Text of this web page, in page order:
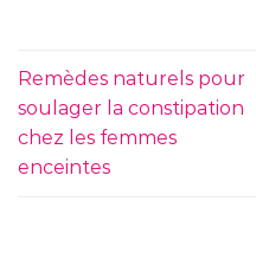
Remèdes naturels pour
soulager la constipation
chez les femmes
enceintes